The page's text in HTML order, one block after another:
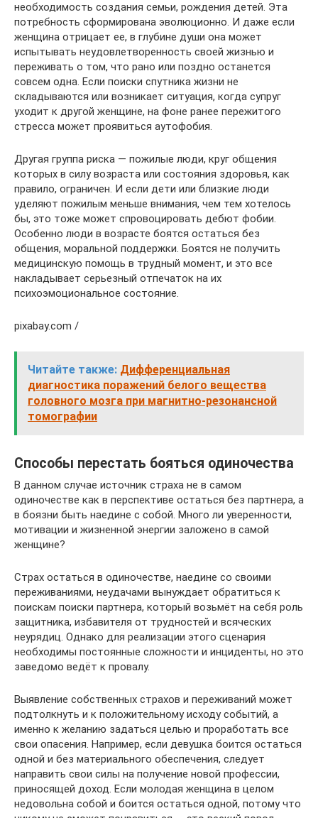
необходимость создания семьи, рождения детей. Эта
потребность сформирована эволюционно. И даже если
женщина отрицает ее, в глубине души она может
испытывать неудовлетворенность своей жизнью и
переживать о том, что рано или поздно останется
совсем одна. Если поиски спутника жизни не
складываются или возникает ситуация, когда супруг
уходит к другой женщине, на фоне ранее пережитого
стресса может проявиться аутофобия.
Другая группа риска — пожилые люди, круг общения
которых в силу возраста или состояния здоровья, как
правило, ограничен. И если дети или близкие люди
уделяют пожилым меньше внимания, чем тем хотелось
бы, это тоже может спровоцировать дебют фобии.
Особенно люди в возрасте боятся остаться без
общения, моральной поддержки. Боятся не получить
медицинскую помощь в трудный момент, и это все
накладывает серьезный отпечаток на их
психоэмоциональное состояние.
pixabay.com /
Читайте также: Дифференциальная
диагностика поражений белого вещества
головного мозга при магнитно-резонансной
томографии
Способы перестать бояться одиночества
В данном случае источник страха не в самом
одиночестве как в перспективе остаться без партнера, а
в боязни быть наедине с собой. Много ли уверенности,
мотивации и жизненной энергии заложено в самой
женщине?
Страх остаться в одиночестве, наедине со своими
переживаниями, неудачами вынуждает обратиться к
поискам поиски партнера, который возьмёт на себя роль
защитника, избавителя от трудностей и всяческих
неурядиц. Однако для реализации этого сценария
необходимы постоянные сложности и инциденты, но это
заведомо ведёт к провалу.
Выявление собственных страхов и переживаний может
подтолкнуть и к положительному исходу событий, а
именно к желанию задаться целью и проработать все
свои опасения. Например, если девушка боится остаться
одной и без материального обеспечения, следует
направить свои силы на получение новой профессии,
приносящей доход. Если молодая женщина в целом
недовольна собой и боится остаться одной, потому что